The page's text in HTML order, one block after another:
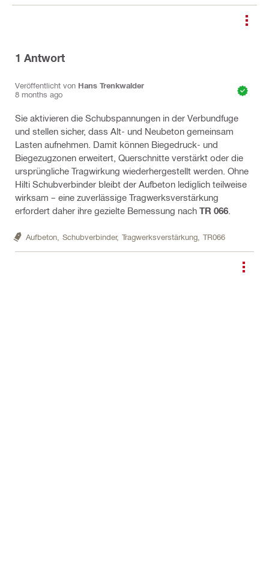
1 Antwort
Veröffentlicht von Hans Trenkwalder
8 months ago
Sie aktivieren die Schubspannungen in der Verbundfuge
und stellen sicher, dass Alt- und Neubeton gemeinsam
Lasten aufnehmen. Damit können Biegedruck- und
Biegezugzonen erweitert, Querschnitte verstärkt oder die
ursprüngliche Tragwirkung wiederhergestellt werden. Ohne
Hilti Schubverbinder bleibt der Aufbeton lediglich teilweise
wirksam – eine zuverlässige Tragwerksverstärkung
erfordert daher ihre gezielte Bemessung nach TR 066
Aufbeton, Schubverbinder, Tragwerksverstärkung, TR066